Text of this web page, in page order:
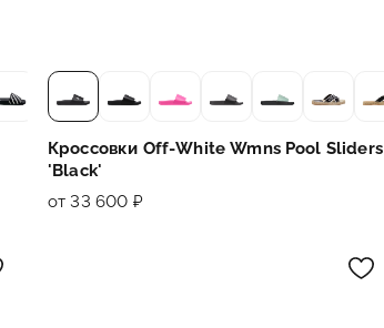
Кроссовки Off-White Wmns Pool Sliders
'Black'
от 33 600 ₽